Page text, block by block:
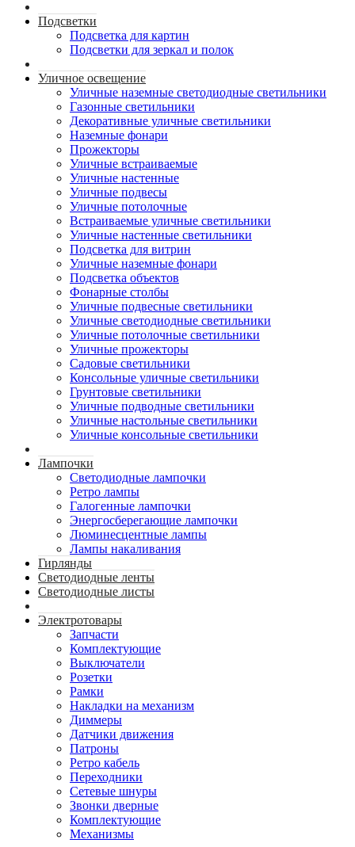
Подсветки
Подсветка для картин
Подсветки для зеркал и полок
Уличное освещение
Уличные наземные светодиодные светильники
Газонные светильники
Декоративные уличные светильники
Наземные фонари
Прожекторы
Уличные встраиваемые
Уличные настенные
Уличные подвесы
Уличные потолочные
Встраиваемые уличные светильники
Уличные настенные светильники
Подсветка для витрин
Уличные наземные фонари
Подсветка объектов
Фонарные столбы
Уличные подвесные светильники
Уличные светодиодные светильники
Уличные потолочные светильники
Уличные прожекторы
Садовые светильники
Консольные уличные светильники
Грунтовые светильники
Уличные подводные светильники
Уличные настольные светильники
Уличные консольные светильники
Лампочки
Светодиодные лампочки
Ретро лампы
Галогенные лампочки
Энергосберегающие лампочки
Люминесцентные лампы
Лампы накаливания
Гирлянды
Светодиодные ленты
Светодиодные листы
Электротовары
Запчасти
Комплектующие
Выключатели
Розетки
Рамки
Накладки на механизм
Диммеры
Датчики движения
Патроны
Ретро кабель
Переходники
Сетевые шнуры
Звонки дверные
Комплектующие
Механизмы